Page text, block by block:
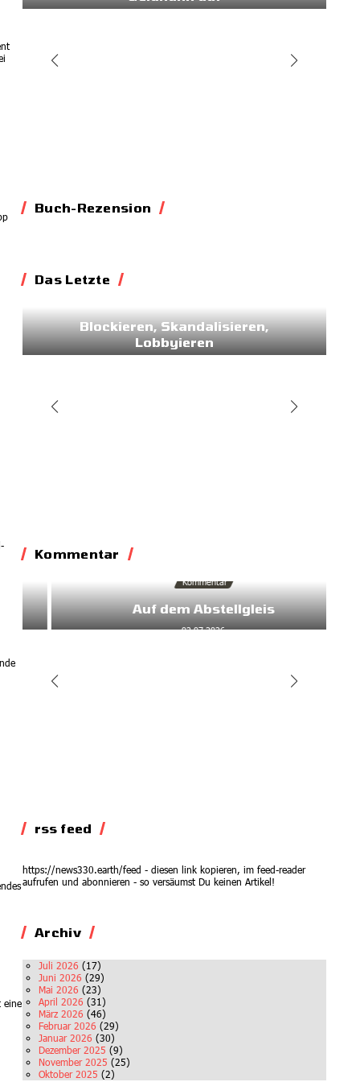
eine
Buch-Rezension
Das Letzte
Blockieren, Skandalisieren,
Lobbyieren
Kommentar
Kommentar
Auf dem Abstellgleis
02.07.2026
rss feed
https://news330.earth/feed - diesen link kopieren, im feed-reader
aufrufen und abonnieren - so versäumst Du keinen Artikel!
Archiv
Juli 2026 (17)
Juni 2026 (29)
Mai 2026 (23)
April 2026 (31)
März 2026 (46)
Februar 2026 (29)
Januar 2026 (30)
Dezember 2025 (9)
November 2025 (25)
Oktober 2025 (2)